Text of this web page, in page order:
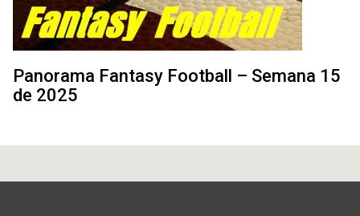
Panorama Fantasy Football – Semana 15
de 2025